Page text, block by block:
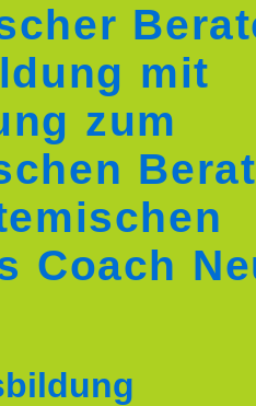
mit
zum
Coach